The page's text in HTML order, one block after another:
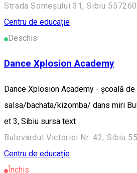
Strada Someșului 31, Sibiu
Centru de educație
Deschis
Dance Xplosion Academy
Dance Xplosion Academy - școală
salsa/bachata/kizomba/ dans miri
et 3, Sibiu sursa text
Bulevardul Victoriei Nr. 42, Sibiu
Centru de educație
Închis